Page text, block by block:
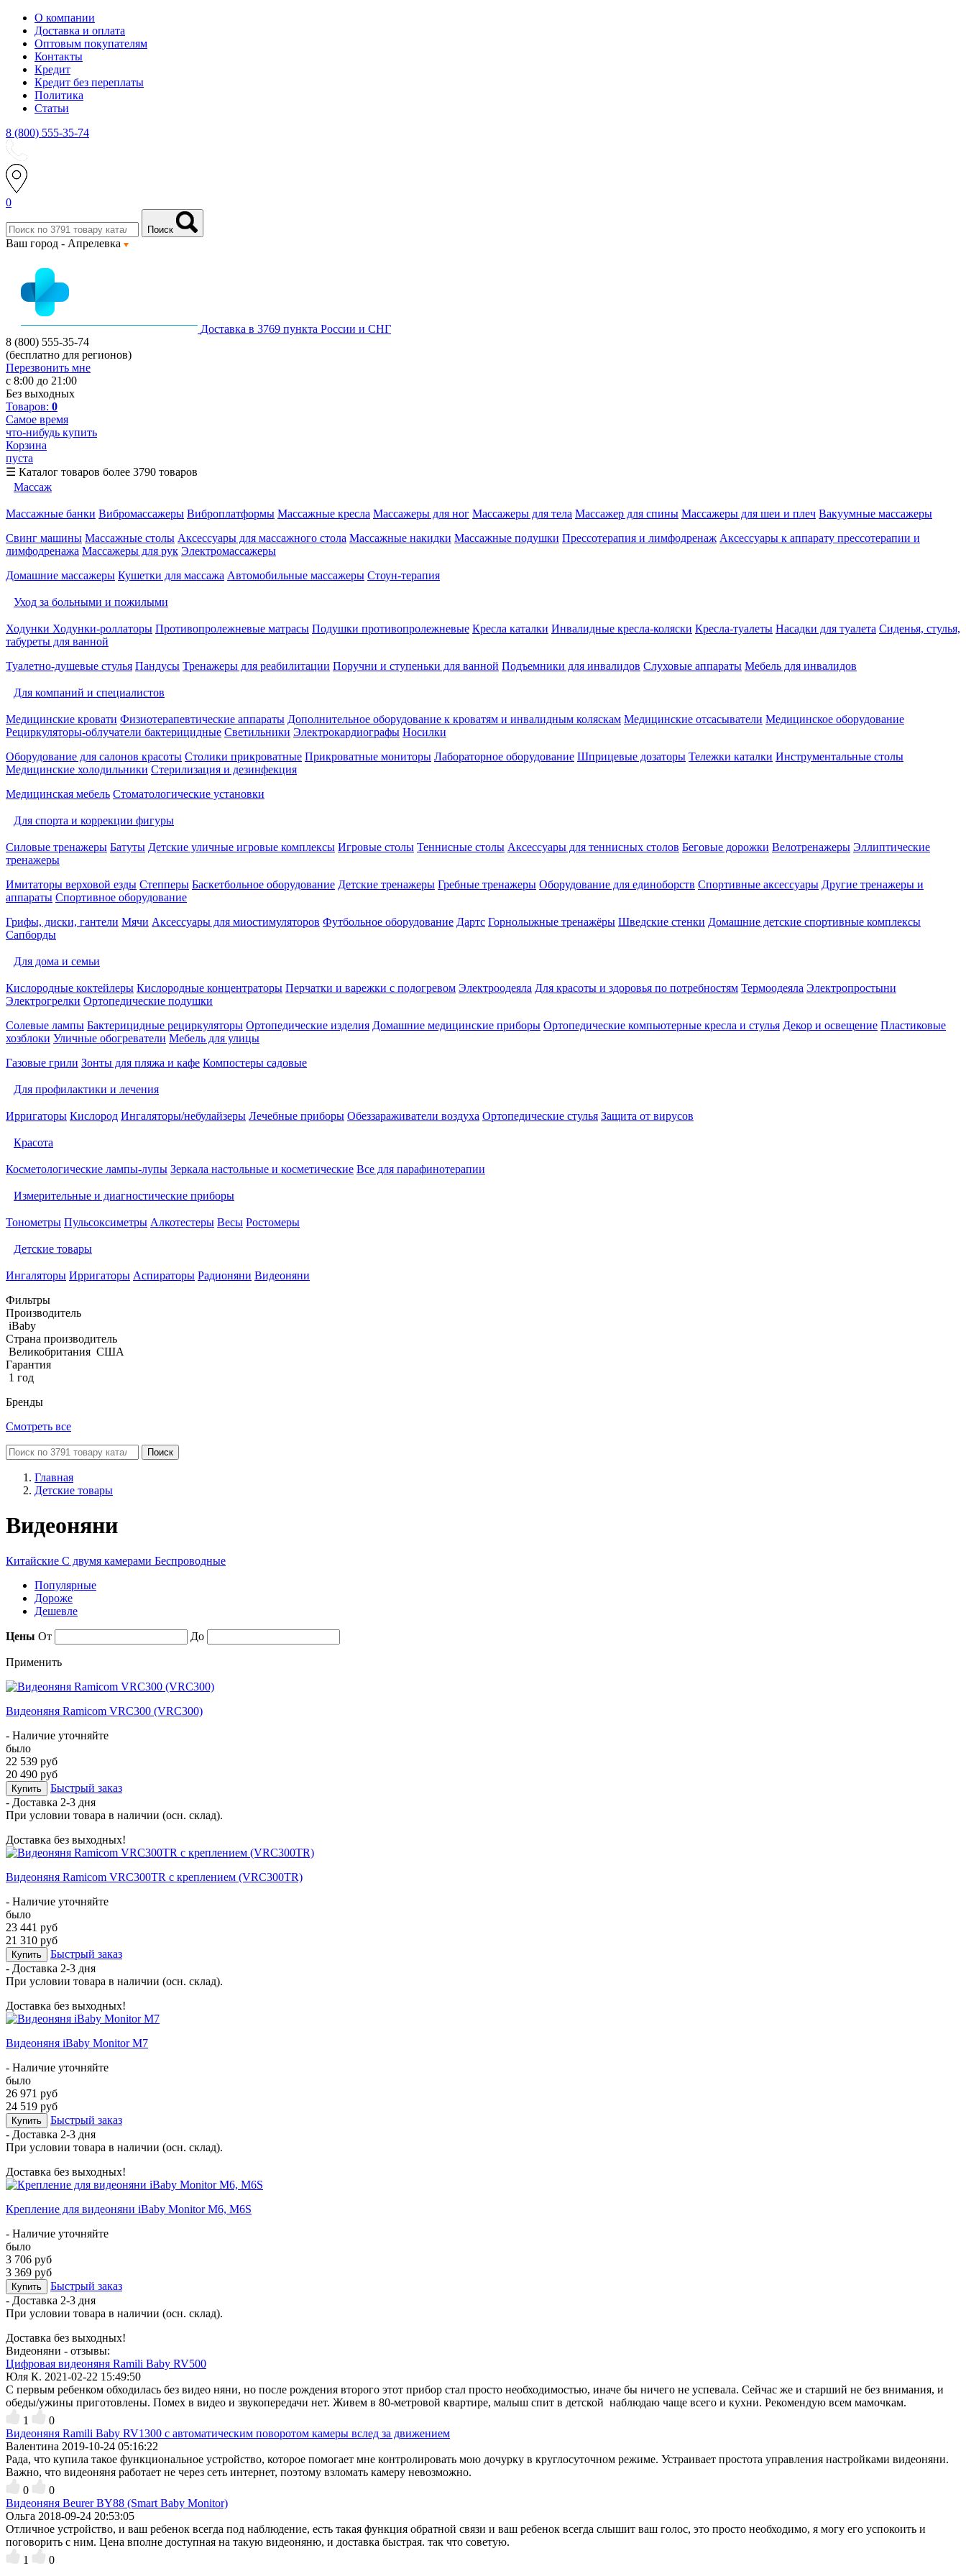
О компании
Доставка и оплата
Оптовым покупателям
Контакты
Кредит
Кредит без переплаты
Политика
Статьи
8 (800) 555-35-74
0
Поиск
Ваш город - Апрелевка
Доставка в 3769 пункта России и СНГ
8 (800) 555-35-74
(бесплатно для регионов)
Перезвонить мне
с 8:00 до 21:00
Без выходных
Товаров: 0
Самое время
что-нибудь купить
Корзина
пуста
☰ Каталог товаров более 3790 товаров
Массаж
Массажные банки Вибромассажеры Виброплатформы Массажные кресла Массажеры для ног Массажеры для тела Массажер для спины Массажеры для шеи и плеч Вакуумные массажеры
Свинг машины Массажные столы Аксессуары для массажного стола Массажные накидки Массажные подушки Прессотерапия и лимфодренаж Аксессуары к аппарату прессотерапии и
лимфодренажа Массажеры для рук Электромассажеры
Домашние массажеры Кушетки для массажа Автомобильные массажеры Стоун-терапия
Уход за больными и пожилыми
Ходунки Ходунки-роллаторы Противопролежневые матрасы Подушки противопролежневые Кресла каталки Инвалидные кресла-коляски Кресла-туалеты Насадки для туалета Сиденья, стулья,
табуреты для ванной
Туалетно-душевые стулья Пандусы Тренажеры для реабилитации Поручни и ступеньки для ванной Подъемники для инвалидов Слуховые аппараты Мебель для инвалидов
Для компаний и специалистов
Медицинские кровати Физиотерапевтические аппараты Дополнительное оборудование к кроватям и инвалидным коляскам Медицинские отсасыватели Медицинское оборудование
Рециркуляторы-облучатели бактерицидные Светильники Электрокардиографы Носилки
Оборудование для салонов красоты Столики прикроватные Прикроватные мониторы Лабораторное оборудование Шприцевые дозаторы Тележки каталки Инструментальные столы
Медицинские холодильники Стерилизация и дезинфекция
Медицинская мебель Стоматологические установки
Для спорта и коррекции фигуры
Силовые тренажеры Батуты Детские уличные игровые комплексы Игровые столы Теннисные столы Аксессуары для теннисных столов Беговые дорожки Велотренажеры Эллиптические
тренажеры
Имитаторы верховой езды Степперы Баскетбольное оборудование Детские тренажеры Гребные тренажеры Оборудование для единоборств Спортивные аксессуары Другие тренажеры и
аппараты Спортивное оборудование
Грифы, диски, гантели Мячи Аксессуары для миостимуляторов Футбольное оборудование Дартс Горнолыжные тренажёры Шведские стенки Домашние детские спортивные комплексы
Сапборды
Для дома и семьи
Кислородные коктейлеры Кислородные концентраторы Перчатки и варежки с подогревом Электроодеяла Для красоты и здоровья по потребностям Термоодеяла Электропростыни
Электрогрелки Ортопедические подушки
Солевые лампы Бактерицидные рециркуляторы Ортопедические изделия Домашние медицинские приборы Ортопедические компьютерные кресла и стулья Декор и освещение Пластиковые
хозблоки Уличные обогреватели Мебель для улицы
Газовые грили Зонты для пляжа и кафе Компостеры садовые
Для профилактики и лечения
Ирригаторы Кислород Ингаляторы/небулайзеры Лечебные приборы Обеззараживатели воздуха Ортопедические стулья Защита от вирусов
Красота
Косметологические лампы-лупы Зеркала настольные и косметические Все для парафинотерапии
Измерительные и диагностические приборы
Тонометры Пульсоксиметры Алкотестеры Весы Ростомеры
Детские товары
Ингаляторы Ирригаторы Аспираторы Радионяни Видеоняни
Фильтры
Производитель
iBaby
Страна производитель
Великобритания США
Гарантия
1 год
Бренды
Смотреть все
Поиск
Главная
Детские товары
Видеоняни
Китайские С двумя камерами Беспроводные
Популярные
Дороже
Дешевле
Цены От До
Применить
Видеоняня Ramicom VRC300 (VRC300)
- Наличие уточняйте
было
22 539 руб
20 490 руб
Купить
Быстрый заказ
- Доставка 2-3 дня
При условии товара в наличии (осн. склад).
Доставка без выходных!
Видеоняня Ramicom VRC300TR с креплением (VRC300TR)
- Наличие уточняйте
было
23 441 руб
21 310 руб
Купить
Быстрый заказ
- Доставка 2-3 дня
При условии товара в наличии (осн. склад).
Доставка без выходных!
Видеоняня iBaby Monitor M7
- Наличие уточняйте
было
26 971 руб
24 519 руб
Купить
Быстрый заказ
- Доставка 2-3 дня
При условии товара в наличии (осн. склад).
Доставка без выходных!
Крепление для видеоняни iBaby Monitor M6, M6S
- Наличие уточняйте
было
3 706 руб
3 369 руб
Купить
Быстрый заказ
- Доставка 2-3 дня
При условии товара в наличии (осн. склад).
Доставка без выходных!
Видеоняни - отзывы:
Цифровая видеоняня Ramili Baby RV500
Юля К. 2021-02-22 15:49:50
С первым ребенком обходилась без видео няни, но после рождения второго этот прибор стал просто необходимостью, иначе бы ничего не успевала. Сейчас же и старший не без внимания, и
обеды/ужины приготовлены. Помех в видео и звукопередачи нет. Живем в 80-метровой квартире, малыш спит в детской наблюдаю чаще всего и кухни. Рекомендую всем мамочкам.
1
0
Видеоняня Ramili Baby RV1300 с автоматическим поворотом камеры вслед за движением
Валентина 2019-10-24 05:16:22
Рада, что купила такое функциональное устройство, которое помогает мне контролировать мою дочурку в круглосуточном режиме. Устраивает простота управления настройками видеоняни.
Важно, что видеоняня работает не через сеть интернет, поэтому взломать камеру невозможно.
0
0
Видеоняня Beurer BY88 (Smart Baby Monitor)
Ольга 2018-09-24 20:53:05
Отличное устройство, и ваш ребенок всегда под наблюдение, есть такая функция обратной связи и ваш ребенок всегда слышит ваш голос, это просто необходимо, я могу его успокоить и
поговорить с ним. Цена вполне доступная на такую видеоняню, и доставка быстрая. так что советую.
1
0